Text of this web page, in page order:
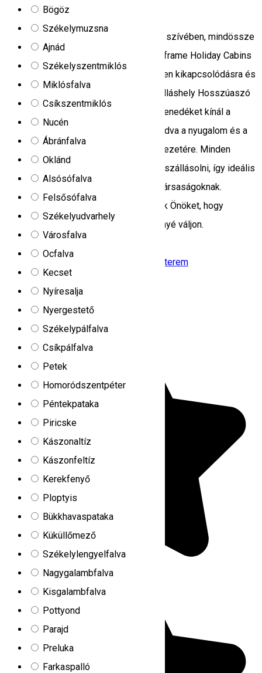
Bögöz
Székelymuzsna
Ajnád
Székelyszentmiklós
Miklósfalva
Csíkszentmiklós
Nucén
Ábránfalva
Oklánd
Alsósófalva
Felsősófalva
Székelyudvarhely
Városfalva
Ocfalva
Kecset
Nyíresalja
Nyergestető
Székelypálfalva
Csíkpálfalva
Petek
Homoródszentpéter
Péntekpataka
Piricske
Kászonaltíz
Kászonfeltíz
Kerekfenyő
Ploptyis
Bükkhavaspataka
Küküllőmező
Székelylengyelfalva
Nagygalambfalva
Kisgalambfalva
Pottyond
Parajd
Preluka
Farkaspalló
Holiday Cabins
Fedezzen fel egy mesés helyet Erdély szívében, mindössze
10 percre Csíkszeredától, ahol a két A-frame Holiday Cabins
szállás várja vendégeit egy felejthetetlen kikapcsolódásra és
a természettel való újjáéledésre. A szálláshely Hosszúaszó
faluban található, ez a hely tökéletes menedéket kínál a
mindennapi rohanás elől, lehetőséget adva a nyugalom és a
környező természet szépségeinek élvezetére. Minden
szálláshely kényelmesen 2-4 főt tud elszállásolni, így ideális
pároknak, kis családoknak vagy baráti társaságoknak.
Számos prémium szolgáltatással várjuk Önöket, hogy
nyaralásuk igazán emlékezetes élménnyé váljon.
Étterem
Hunnia-Huntanya